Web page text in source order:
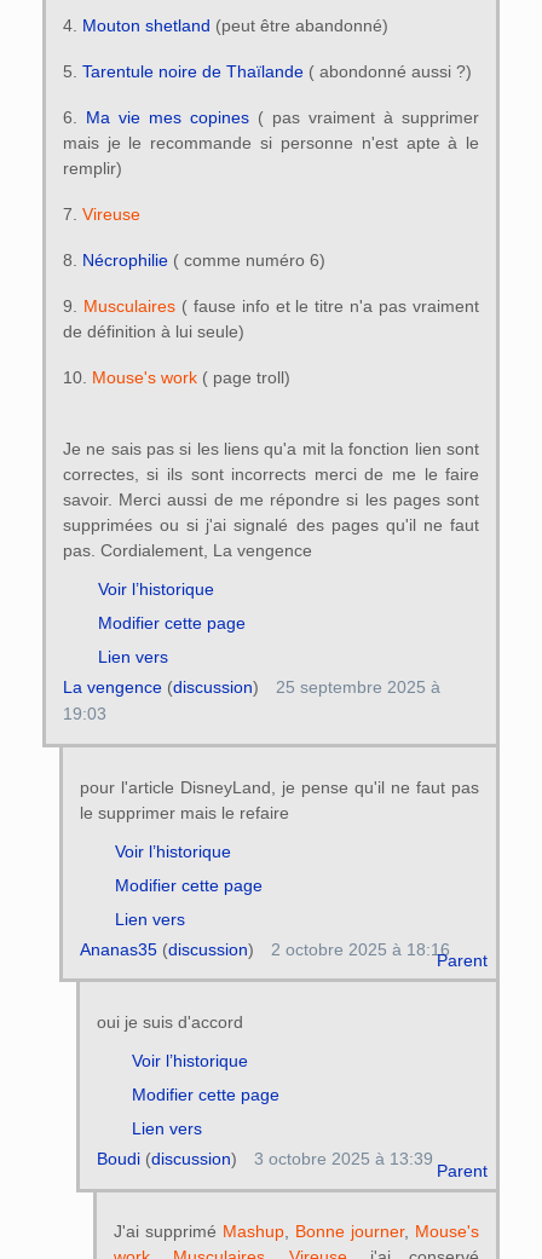
4. Mouton shetland (peut être abandonné)
5. Tarentule noire de Thaïlande( abondonné aussi ?)
6. Ma vie mes copines( pas vraiment à supprimer
mais je le recommande si personne n'est apte à le
remplir)
7. Vireuse
8. Nécrophilie( comme numéro 6)
9. Musculaires( fause info et le titre n'a pas vraiment
de définition à lui seule)
10. Mouse's work( page troll)
Je ne sais pas si les liens qu'a mit la fonction lien sont
correctes, si ils sont incorrects merci de me le faire
savoir. Merci aussi de me répondre si les pages sont
supprimées ou si j'ai signalé des pages qu'il ne faut
pas. Cordialement, La vengence
Voir l’historique
Modifier cette page
Lien vers
La vengence(discussion)
25 septembre 2025 à
19:03
pour l'article DisneyLand, je pense qu'il ne faut pas
le supprimer mais le refaire
Parent
Voir l’historique
Modifier cette page
Lien vers
Ananas35(discussion) 2 octobre 2025 à 18:16
oui je suis d'accord
Parent
Voir l’historique
Modifier cette page
Lien vers
Boudi(discussion) 3 octobre 2025 à 13:39
J'ai supprimé Mashup, Bonne journer, Mouse's